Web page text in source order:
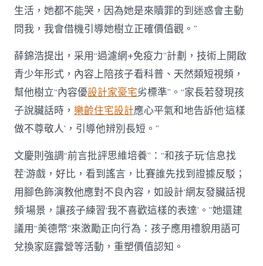
生活，她都不能哭，因為她是來贖罪的到迷惑會主動
問我，我會借機引導她樹立正確價值觀。”
薛錦浩提出，采用“過濾網+免疫力”計劃，技術上開啟
青少年形式，內容上陪孩子看科普、天然類短視頻，
幫他樹立“內容優設計家豪宅劣標準”。“家長若發現孩
子說臟話時，樂齡住宅設計應心平氣和地告訴他‘這樣
做不尊敬人’，引導他辨別長短。”
文慶則強調“前言批評思維培養”：“和孩子玩‘信息找
茬’游戲，好比，看到謠言，比賽誰先找到證據反駁；
用腳色飾演教他應對不良內容，如設計‘網友發臟話視
頻’場景，讓孩子練習‘我不喜歡這樣的表達’。”她還建
議用“美德幣”來激勵正向行為：孩子應用禮貌用語可
兌換家庭露營等活動，重塑價值認知。